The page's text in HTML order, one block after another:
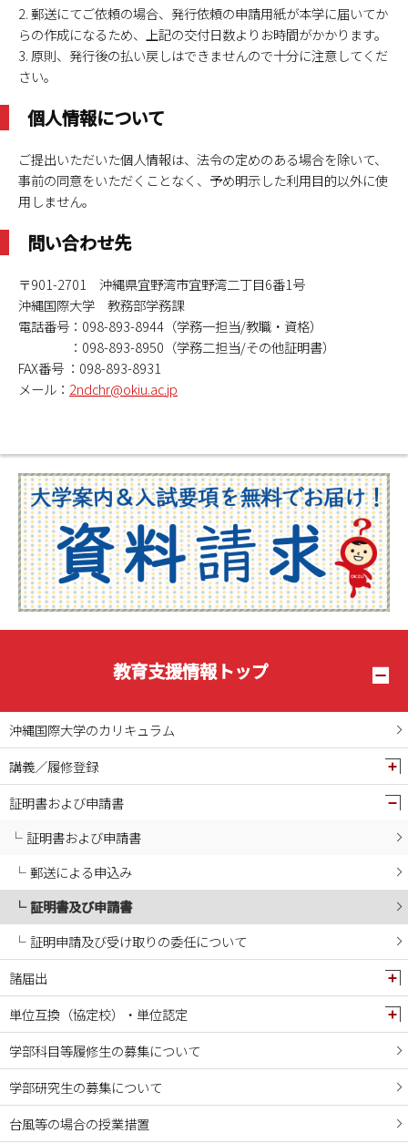
2. 郵送にてご依頼の場合、発行依頼の申請用紙が本学に届いてか
らの作成になるため、上記の交付日数よりお時間がかかります。
3. 原則、発行後の払い戻しはできませんので十分に注意してくだ
さい。
個人情報について
ご提出いただいた個人情報は、法令の定めのある場合を除いて、
事前の同意をいただくことなく、予め明示した利用目的以外に使
用しません。
問い合わせ先
〒901-2701 沖縄県宜野湾市宜野湾二丁目6番1号
沖縄国際大学 教務部学務課
電話番号：098-893-8944（学務一担当/教職・資格）
：098-893-8950（学務二担当/その他証明書）
FAX番号 ：098-893-8931
メール： 2ndchr@okiu.ac.jp
教育支援情報トップ
沖縄国際大学のカリキュラム
講義／履修登録
証明書および申請書
証明書および申請書
郵送による申込み
証明書及び申請書
証明申請及び受け取りの委任について
諸届出
単位互換（協定校）・単位認定
学部科目等履修生の募集について
学部研究生の募集について
台風等の場合の授業措置